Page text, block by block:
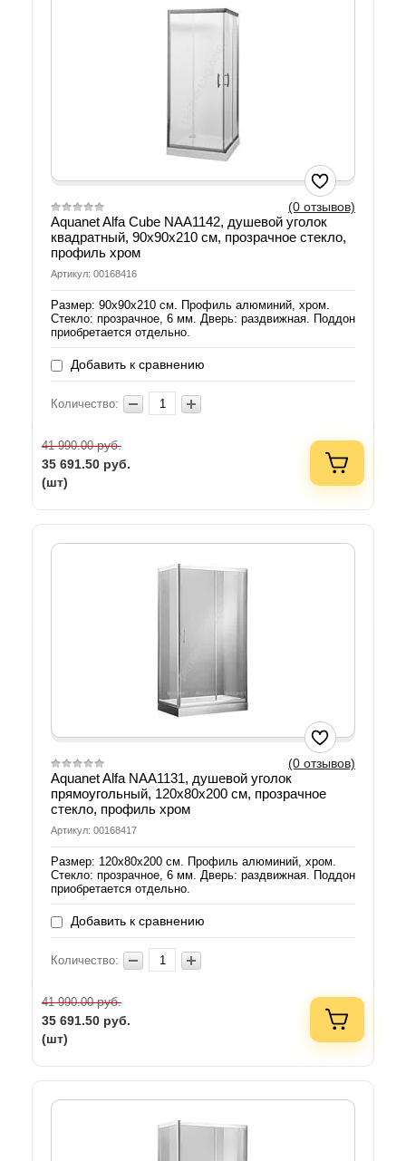
(0 отзывов)
Aquanet Alfa Cube NAA1142, душевой уголок
квадратный, 90х90х210 см, прозрачное стекло,
профиль хром
Артикул: 00168416
Размер: 90х90х210 см. Профиль алюминий, хром.
Стекло: прозрачное, 6 мм. Дверь: раздвижная. Поддон
приобретается отдельно.
Добавить к сравнению
Количество:
41 990.00руб.
35 691.50 руб.
(шт)
(0 отзывов)
Aquanet Alfa NAA1131, душевой уголок
прямоугольный, 120х80х200 см, прозрачное
стекло, профиль хром
Артикул: 00168417
Размер: 120х80х200 см. Профиль алюминий, хром.
Стекло: прозрачное, 6 мм. Дверь: раздвижная. Поддон
приобретается отдельно.
Добавить к сравнению
Количество:
41 990.00руб.
35 691.50 руб.
(шт)